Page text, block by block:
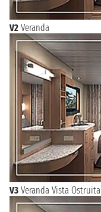
V2 Veranda
V3 Veranda Vista Ostruita